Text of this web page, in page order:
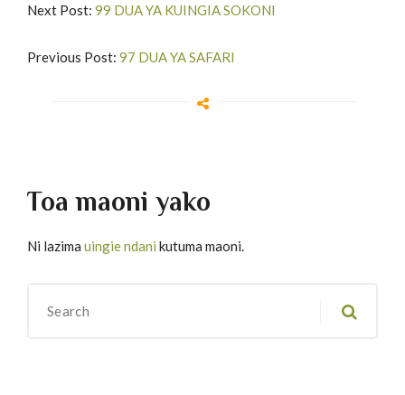
Next Post: 99 DUA YA KUINGIA SOKONI
Previous Post: 97 DUA YA SAFARI
Toa maoni yako
Ni lazima uingie ndani kutuma maoni.